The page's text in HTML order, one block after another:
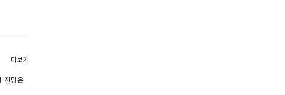
더보기
전망은